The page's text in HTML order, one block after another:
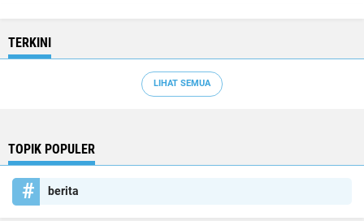
TERKINI
LIHAT SEMUA
TOPIK POPULER
berita